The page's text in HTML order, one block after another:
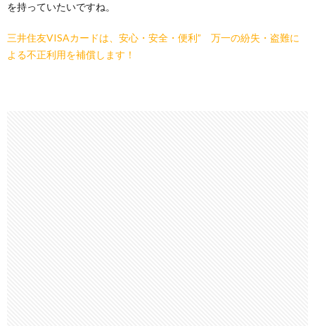
を持っていたいですね。
三井住友VISAカードは、安心・安全・便利” 万一の紛失・盗難に
よる不正利用を補償します！